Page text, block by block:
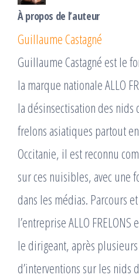
À propos de l’auteur
Guillaume Castagné
Guillaume Castagné est le
la marque nationale ALLO
la désinsectisation des
frelons asiatiques partout
Occitanie, il est reconnu
sur ces nuisibles, avec une
dans les médias. Parcours
l’entreprise ALLO
le dirigeant, après
d’interventions sur les nids